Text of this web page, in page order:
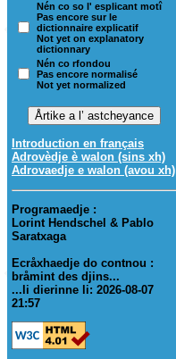
Nén co so l' esplicant motî
Pas encore sur le
dictionnaire explicatif
Not yet on explanatory
dictionnary
Nén co rfondou
Pas encore normalisé
Not yet normalized
Introduction en français
Adrovèdje è walon (sins xh)
Adrovaedje e walon (avou xh)
Programaedje :
Lorint Hendschel & Pablo
Saratxaga
Ecråxhaedje do contnou :
bråmint des djins...
...li dierinne li: 2026-08-07
21:57